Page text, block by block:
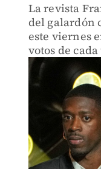
La revista
del galardón
este viernes
votos de